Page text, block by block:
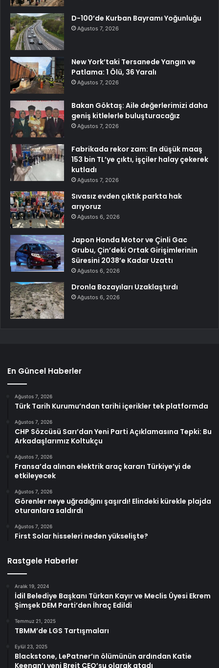
D-100’de Kurban Bayramı Yoğunluğu
Ağustos 7, 2026
New York’taki Tersanede Yangın ve
Patlama: 1 Ölü, 36 Yaralı
Ağustos 7, 2026
Bakan Göktaş: Aile değerlerimizi daha
geniş kitlelerle buluşturacağız
Ağustos 7, 2026
Fabrikada rekor zam: En düşük maaş
153 bin TL’ye çıktı, işçiler halay çekerek
kutladı
Ağustos 7, 2026
Sıvasız evden çıktık parkta hak
arıyoruz
Ağustos 6, 2026
Japon Honda Motor ve Çinli Gac
Grubu, Çin’deki Ortak Girişimlerinin
Süresini 2038’e Kadar Uzattı
Ağustos 6, 2026
Dronla Bozayıları Uzaklaştırdı
Ağustos 6, 2026
En Güncel Haberler
Ağustos 7, 2026
Türk Tarih Kurumu’ndan tarihi içerikler tek platformda
Ağustos 7, 2026
CHP Sözcüsü Sarı’dan Yeni Parti Açıklamasına Tepki: Bu
Arkadaşlarımız Koltukçu
Ağustos 7, 2026
Fransa’da alınan elektrik araç kararı Türkiye’yi de
etkileyecek
Ağustos 7, 2026
Görenler neye uğradığını şaşırdı! Elindeki kürekle plajda
oturanlara saldırdı
Ağustos 7, 2026
First Solar hisseleri neden yükselişte?
Rastgele Haberler
Aralık 19, 2024
İdil Belediye Başkanı Türkan Kayır ve Meclis Üyesi Ekrem
Şimşek DEM Parti’den İhraç Edildi
Temmuz 21, 2025
TBMM’de LGS Tartışmaları
Eylül 23, 2025
Blackstone, LePatner’ın ölümünün ardından Katie
Keenan’ı yeni Breit CEO’su olarak atadı